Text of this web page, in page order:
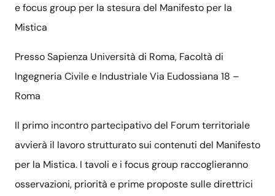
e focus group per la stesura del Manifesto per la
Mistica
Presso Sapienza Università di Roma, Facoltà di
Ingegneria Civile e Industriale Via Eudossiana 18 –
Roma
Il primo incontro partecipativo del Forum territoriale
avvierà il lavoro strutturato sui contenuti del Manifesto
per la Mistica. I tavoli e i focus group raccoglieranno
osservazioni, priorità e prime proposte sulle direttrici